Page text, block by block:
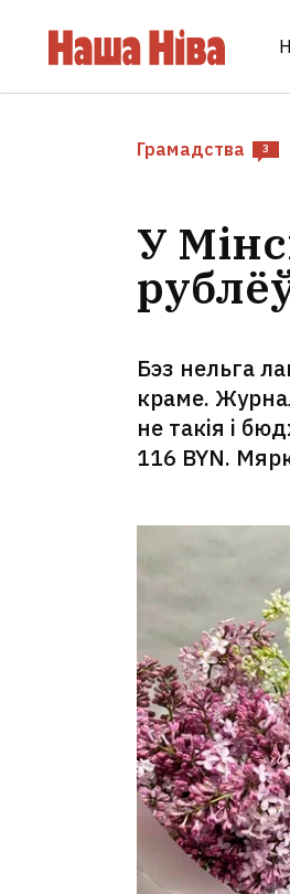
Грамадства 3
У
Бэз нельга
краме.
не такія і
116 BYN.